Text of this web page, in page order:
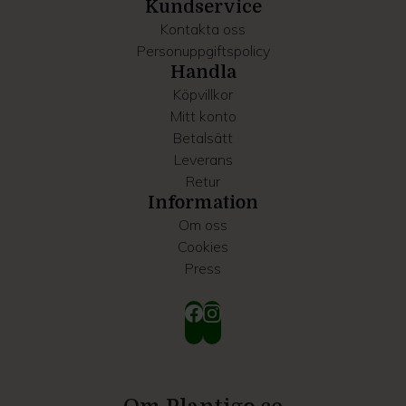
Kundservice
Kontakta oss
Personuppgiftspolicy
Handla
Köpvillkor
Mitt konto
Betalsätt
Leverans
Retur
Information
Om oss
Cookies
Press